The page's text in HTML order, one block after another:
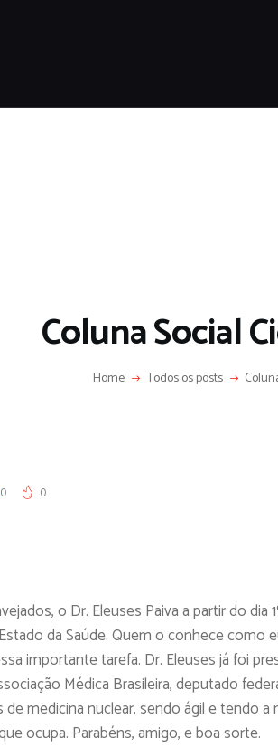
Coluna Social
Home Todos os posts
0 0
o Dr. Eleuses Paiva a partir do dia
da Saúde. Quem o conhece como
importante tarefa. Dr. Eleuses já foi
Médica Brasileira, deputado
medicina nuclear, sendo ágil e tendo
ocupa. Parabéns, amigo, e boa sorte.